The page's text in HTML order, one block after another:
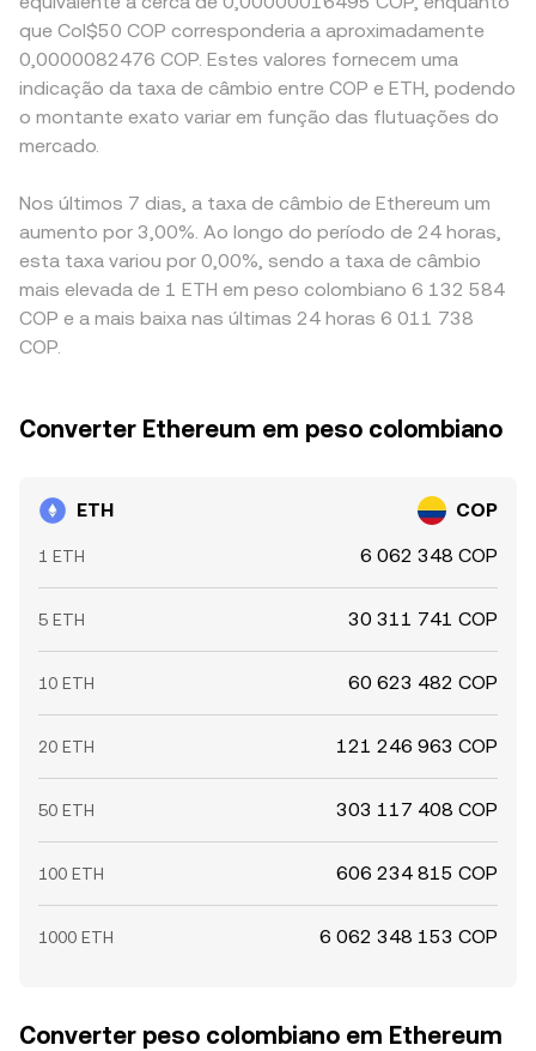
que Col$50 COP corresponderia a aproximadamente
0,0000082476 COP. Estes valores fornecem uma
indicação da taxa de câmbio entre COP e ETH, podendo
o montante exato variar em função das flutuações do
mercado.
Nos últimos 7 dias, a taxa de câmbio de Ethereum um
aumento por 3,00%. Ao longo do período de 24 horas,
esta taxa variou por 0,00%, sendo a taxa de câmbio
mais elevada de 1 ETH em peso colombiano 6 132 584
COP e a mais baixa nas últimas 24 horas 6 011 738
COP.
Converter Ethereum em peso colombiano
ETH COP
1 ETH 6 062 348 COP
5 ETH 30 311 741 COP
10 ETH 60 623 482 COP
20 ETH 121 246 963 COP
50 ETH 303 117 408 COP
100 ETH 606 234 815 COP
1000 ETH 6 062 348 153 COP
Converter peso colombiano em Ethereum